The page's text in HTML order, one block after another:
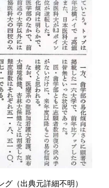
（出典元詳細不明）